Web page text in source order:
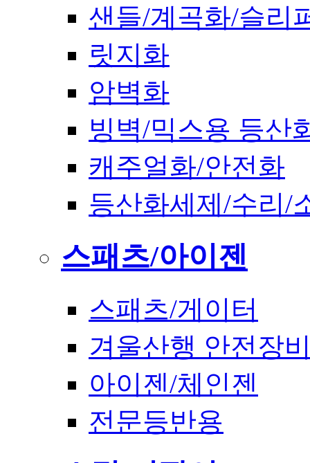
샌들/계곡화/슬리
릿지화
암벽화
빙벽/믹스용 등산
캐주얼화/안전화
등산화세제/수리/
스패츠/아이젠
스패츠/게이터
겨울산행 안전장
아이젠/체인젠
전문등반용